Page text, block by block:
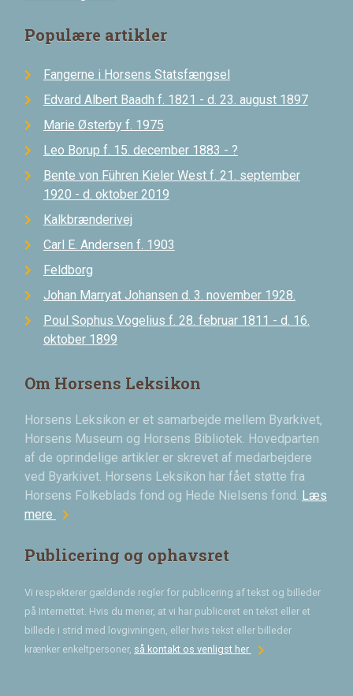
Populære artikler
Fangerne i Horsens Statsfængsel
Edvard Albert Baadh f. 1821 - d. 23. august 1897
Marie Østerby f. 1975
Leo Borup f. 15. december 1883 - ?
Bente von Führen Kieler West f. 21. september
1920 - d. oktober 2019
Kalkbrænderivej
Carl E. Andersen f. 1903
Feldborg
Johan Marryat Johansen d. 3. november 1928.
Poul Sophus Vogelius f. 28. februar 1811 - d. 16.
oktober 1899
Om Horsens Leksikon
Horsens Leksikon er et samarbejde mellem Byarkivet,
Horsens Museum og Horsens Bibliotek. Hovedparten
af de oprindelige artikler er skrevet af medarbejdere
ved Byarkivet. Horsens Leksikon har fået støtte fra
Horsens Folkeblads fond og Hede Nielsens fond. Læs
mere chevron_right
Publicering og ophavsret
Vi respekterer gældende regler for publicering af tekst og billeder
på Internettet. Hvis du mener, at vi har publiceret en tekst eller et
billede i strid med lovgivningen, eller hvis tekst eller billeder
krænker enkeltpersoner, så kontakt os venligst herchevron_right